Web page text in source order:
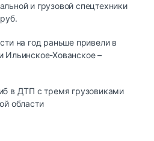
и грузовой спецтехники
на год раньше привели в
Ильинское-Хованское –
в ДТП с тремя грузовиками
области